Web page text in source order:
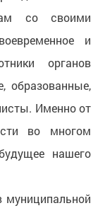
со своими
и
органов
образованные,
Именно от
во многом
нашего
муниципальной